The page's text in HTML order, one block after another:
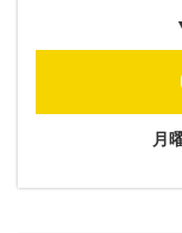
月